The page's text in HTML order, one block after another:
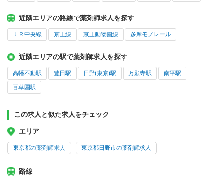
近隣エリアの路線で薬剤師求人を探す
ＪＲ中央線 京王線 京王動物園線 多摩モノレール
近隣エリアの駅で薬剤師求人を探す
高幡不動駅 豊田駅 日野(東京)駅 万願寺駅 南平駅
百草園駅
この求人と似た求人をチェック
エリア
東京都の薬剤師求人 東京都日野市の薬剤師求人
路線